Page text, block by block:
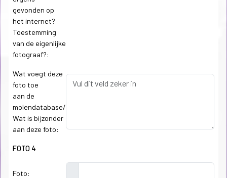
gevonden op
het internet?
Toestemming
van de eigenlijke
fotograaf?:
Wat voegt deze
foto toe
aan de
molendatabase/
Wat is bijzonder
aan deze foto:
FOTO 4
Foto: